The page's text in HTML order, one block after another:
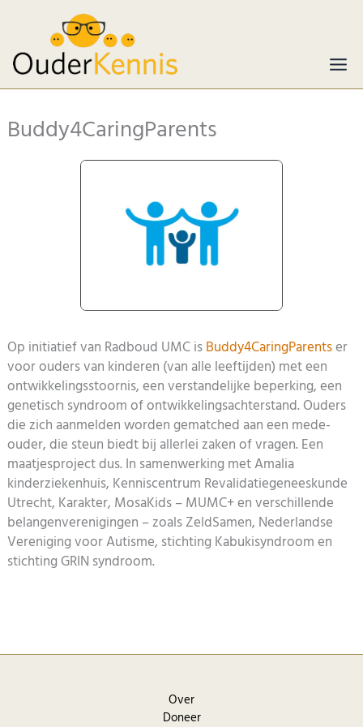
inhoud
Buddy4CaringParents
Op initiatief van Radboud UMC isBuddy4CaringParentser
voor ouders van kinderen (van alle leeftijden) met een
ontwikkelingsstoornis, een verstandelijke beperking, een
genetisch syndroom of ontwikkelingsachterstand. Ouders
die zich aanmelden worden gematched aan een mede-
ouder, die steun biedt bij allerlei zaken of vragen. Een
maatjesproject dus. In samenwerking met Amalia
kinderziekenhuis, Kenniscentrum Revalidatiegeneeskunde
Utrecht, Karakter, MosaKids – MUMC+ en verschillende
belangenverenigingen – zoals ZeldSamen, Nederlandse
Vereniging voor Autisme, stichting Kabukisyndroom en
stichting GRIN syndroom.
Over
Doneer